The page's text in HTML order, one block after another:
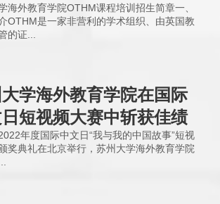
海外教育学院OTHM课程培训招生简章一、
OTHM是一家非营利的学术组织、由英国教
的证...
学海外教育学院在国际
短视频大赛中斩获佳绩
年度国际中文日“我与我的中国故事”短视
奖典礼在北京举行，苏州大学海外教育学院